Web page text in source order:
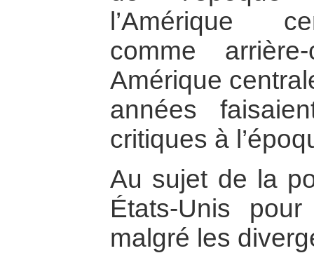
l’Amérique
comme
Amérique
années
critiques à
Au sujet de la
États-Unis pour
malgré les